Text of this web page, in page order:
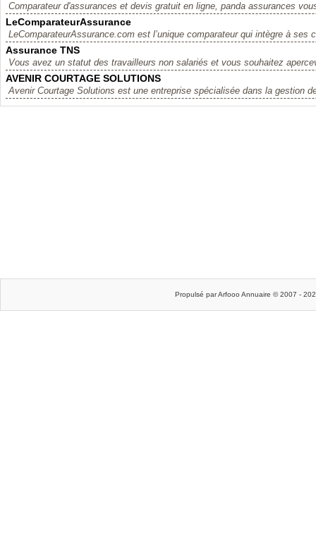
Comparateur d'assurances et devis gratuit en ligne, panda assurances
LeComparateurAssurance
LeComparateurAssurance.com est l’unique comparateur qui intègre à ses
Assurance TNS
Vous avez un statut des travailleurs non salariés et vous souhaitez
AVENIR COURTAGE SOLUTIONS
Avenir Courtage Solutions est une entreprise spécialisée dans la gestion
Propulsé par Arfooo Annuaire © 2007 -